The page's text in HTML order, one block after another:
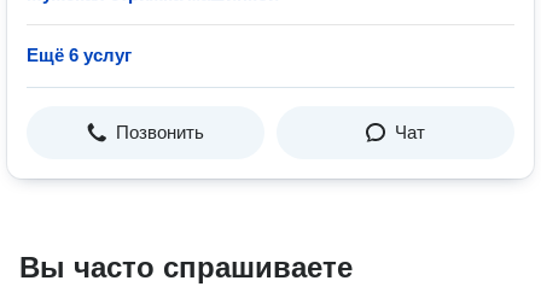
Ещё 6 услуг
Позвонить Чат
Вы часто спрашиваете